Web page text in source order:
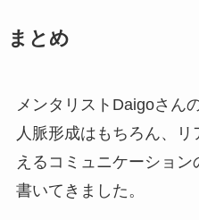
まとめ
メンタリストDaigoさん
人脈形成はもちろん、
えるコミュニケーショ
書いてきました。